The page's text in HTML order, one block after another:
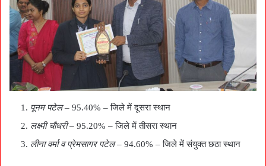
पूनम पटेल– 95.40% – जिले में दूसरा स्थान
लक्ष्मी चौधरी– 95.20% – जिले में तीसरा स्थान
लीना वर्मा व प्रेमसागर पटेल– 94.60% – जिले में संयुक्त छठा स्थान